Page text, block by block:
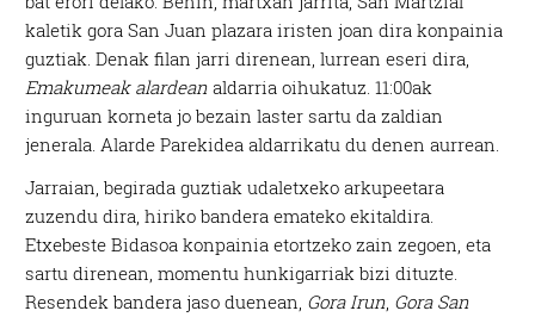
kaletik gora San Juan plazara iristen joan dira konpainia
guztiak. Denak filan jarri direnean, lurrean eseri dira,
Emakumeak alardean aldarria oihukatuz. 11:00ak
inguruan korneta jo bezain laster sartu da zaldian
jenerala. Alarde Parekidea aldarrikatu du denen aurrean.
Jarraian, begirada guztiak udaletxeko arkupeetara
zuzendu dira, hiriko bandera emateko ekitaldira.
Etxebeste Bidasoa konpainia etortzeko zain zegoen, eta
sartu direnean, momentu hunkigarriak bizi dituzte.
Resendek bandera jaso duenean, Gora Irun, Gora San